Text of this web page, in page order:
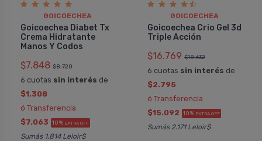
GOICOECHEA
Goicoechea Diabet Tx
Crema Hidratante
Manos Y Codos
$7.848 $8.720
6 cuotas sin interés de
$1.308
ó Transferencia
$7.063 10% EXTRA OFF
Sumás 1.814 Leloir$
GOICOECHEA
Goicoechea Crio Gel 3d
Triple Acción
$16.769 $18.632
6 cuotas sin interés de
$2.795
ó Transferencia
$15.092 10% EXTRA OFF
Sumás 2.171 Leloir$